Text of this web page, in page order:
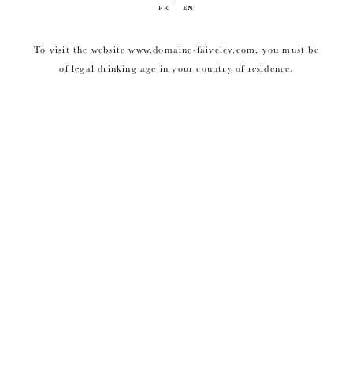
FR EN
To visit the website www.domaine-faiveley.com, you must be
of legal drinking age in your country of residence.